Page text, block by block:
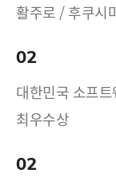
활주로 / 후쿠시
02
대한민국 소프
최우수상
02